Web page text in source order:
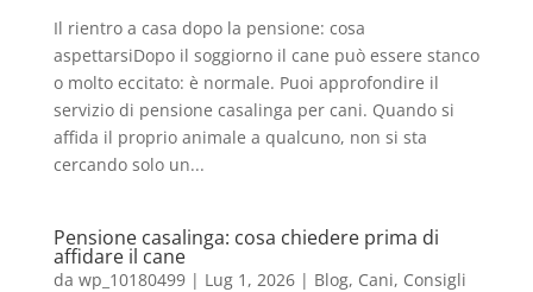
Il rientro a casa dopo la pensione: cosa
aspettarsiDopo il soggiorno il cane può essere stanco
o molto eccitato: è normale. Puoi approfondire il
servizio di pensione casalinga per cani. Quando si
affida il proprio animale a qualcuno, non si sta
cercando solo un...
Pensione casalinga: cosa chiedere prima di
affidare il cane
da wp_10180499| Lug 1, 2026| Blog, Cani, Consigli